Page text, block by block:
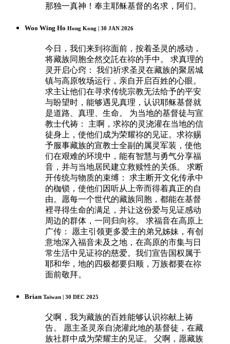
那独一真神！奉主耶稣基督的名求，阿们。
Woo Wing Ho Hong Kong | 30 JAN 2026
今日，我们来到祢面前，按着圣灵的感动，
将藏族同胞全然交託在祢的手中。 求真理的
灵开启心窍： 我们祈求圣灵在藏族的聚居城
镇与高原牧场运行，亲自开启百姓的心眼。
求主让他们在寻求传统宗教无法给予的平安
与盼望时，能够遇见真理，认识耶稣基督就
是道路、真理、生命。 为当地的基督徒与宣
教士代祷： 主啊，求祢的灵浇灌在当地的信
徒身上，使他们成为荣耀祢的见证。求祢赐
予服事藏族的宣教士全副的属灵军装，使他
们在艰难的环境中，能有智慧与勇气分享福
音，并与当地居民建立救赎性的关係。 求断
开传统与物质的束缚： 求主断开文化传承中
的枷锁，使他们因听从上帝而得着真正的自
由。愿每一个世代的藏族同胞，都能在基督
裡寻得生命的满足，并让这份爱与见证感动
周边的群体，一同归向祢。 求福音在高原上
广传： 愿主引领更多爱主的弟兄姊妹，有创
意地深入福音未及之地，在高原的市集与日
常生活中见证祢的慈爱。我们宣告国权属于
耶和华，地的四极都要归顺，万族都要在祢
面前敬拜。
Brian Taiwan | 30 DEC 2025
父啊，我为藏族的百姓能够认识祢献上祷
告。 愿主圣灵亲自浇灌此地的基督徒，在藏
族社群中成为荣耀主的见证。 父啊，愿藏族